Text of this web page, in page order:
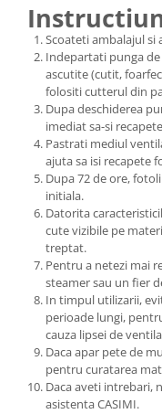
Scoateti ambalajul si
Indepartati punga
ascutite (cutit,
folositi cutterul din
Dupa deschiderea
imediat sa-si
Pastrati mediul
ajuta sa isi recapete
Dupa 72 de ore,
initiala.
Datorita
cute vizibile pe
treptat.
Pentru a netezi mai
steamer sau un fier
In timpul utilizarii,
perioade lungi,
cauza lipsei de
Daca apar pete de
pentru curatarea
Daca aveti intrebari,
asistenta CASIMI.